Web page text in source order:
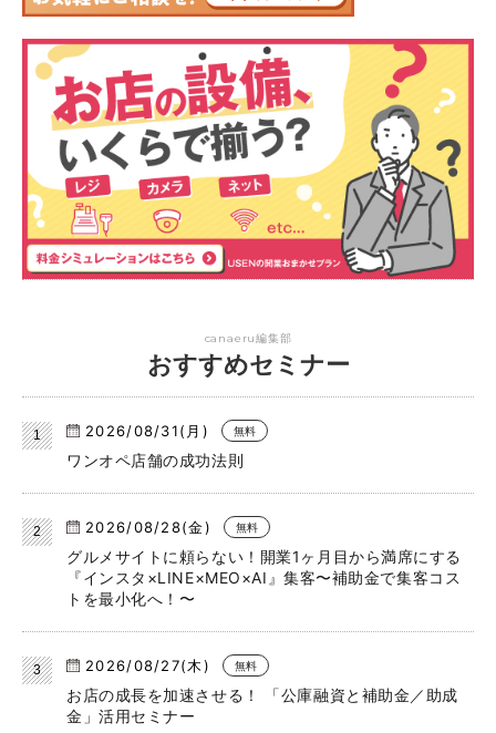
canaeru編集部
おすすめセミナー
2026/08/31(月) 無料
ワンオペ店舗の成功法則
2026/08/28(金) 無料
グルメサイトに頼らない！開業1ヶ月目から満席にする
『インスタ×LINE×MEO×AI』集客〜補助金で集客コス
トを最小化へ！〜
2026/08/27(木) 無料
お店の成長を加速させる！ 「公庫融資と補助金／助成
金」活用セミナー